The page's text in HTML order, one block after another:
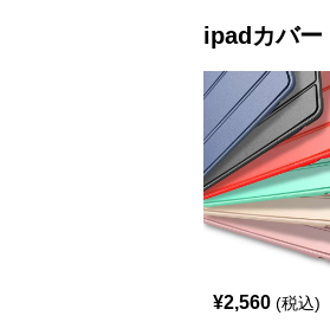
ipadカバー
¥2,560 (税込)